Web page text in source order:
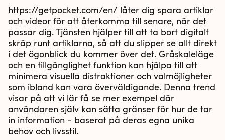
https://getpocket.com/en/ låter dig spara artiklar
och videor för att återkomma till senare, när det
passar dig. Tjänsten hjälper till att ta bort digitalt
skräp runt artiklarna, så att du slipper se allt direkt
i det ögonblick du kommer över det. Gråskaleläge
och en tillgänglighet funktion kan hjälpa till att
minimera visuella distraktioner och valmöjligheter
som ibland kan vara överväldigande. Denna trend
visar på att vi lär få se mer exempel där
användaren själv kan sätta gränser för hur de tar
in information - baserat på deras egna unika
behov och livsstil.